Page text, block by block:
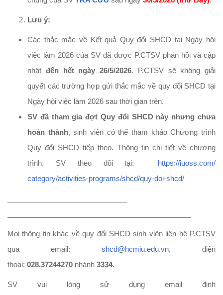
Lưu ý:
Các thắc mắc về Kết quả Quy đổi SHCD tại Ngày hội
việc làm 2026 của SV đã được P.CTSV phản hồi và cập
nhật đến hết ngày 26/5/2026. P.CTSV sẽ không giải
quyết các trường hợp gửi thắc mắc về quy đổi SHCD tại
Ngày hội việc làm 2026 sau thời gian trên.
SV đã tham gia đợt Quy đổi SHCD này nhưng chưa
hoàn thành, sinh viên có thể tham khảo Chương trình
Quy đổi SHCD tiếp theo. Thông tin chi tiết về chương
trình, SV theo dõi tại: https://iuoss.com/
category/activities-programs/shcd/quy-doi-shcd/
Mọi thông tin khác về quy đổi SHCD sinh viên liên hệ P.CTSV
qua email: shcd@hcmiu.edu.vn, điện
thoại: 028.37244270 nhánh 3334.
SV vui lòng sử dụng email định